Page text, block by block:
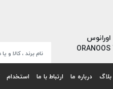
اورانوس
بلاگ درباره ما ارتباط با ما استخدام